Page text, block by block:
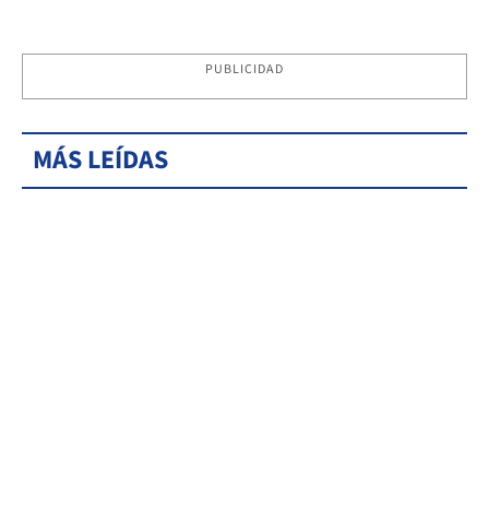
PUBLICIDAD
MÁS LEÍDAS